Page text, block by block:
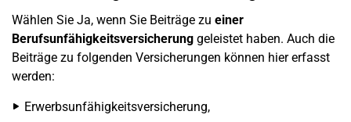
Wählen Sie Ja, wenn Sie Beiträge zu einer
Berufsunfähigkeitsversicherung geleistet haben. Auch die
Beiträge zu folgenden Versicherungen können hier erfasst
werden:
Erwerbsunfähigkeitsversicherung,